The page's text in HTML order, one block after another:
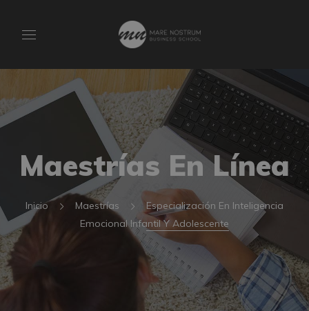
Maestrías En Línea
Inicio Maestrías
Especialización En Inteligencia
Emocional Infantil Y Adolescente